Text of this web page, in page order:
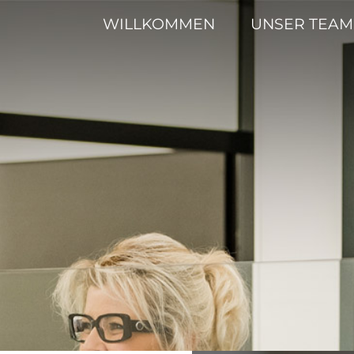
WILLKOMMEN UNSER TEAM